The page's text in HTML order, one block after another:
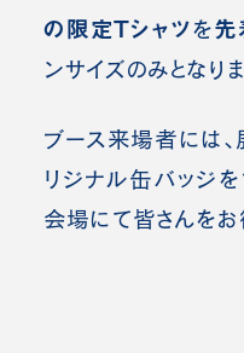
の限定Tシャツを先
ンサイズのみとなりま
ブース来場者には
リジナル缶バッジ
会場にて皆さんをお